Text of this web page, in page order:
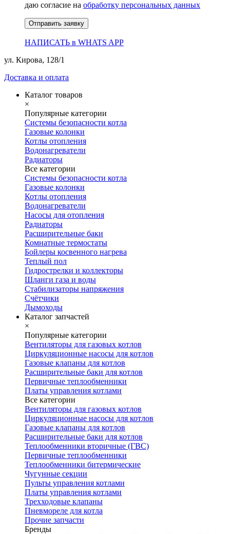
даю согласие на обработку персональных данных
Отправить заявку
НАПИСАТЬ в WHATS APP
ул. Кирова, 128/1
Доставка и оплата
Каталог товаров
×
Популярные категории
Системы безопасности котла
Газовые колонки
Котлы отопления
Водонагреватели
Радиаторы
Все категории
Системы безопасности котла
Газовые колонки
Котлы отопления
Водонагреватели
Насосы для отопления
Радиаторы
Расширительные баки
Комнатные термостаты
Бойлеры косвенного нагрева
Теплый пол
Гидрострелки и коллекторы
Шланги газа и воды
Стабилизаторы напряжения
Счётчики
Дымоходы
Каталог запчастей
×
Популярные категории
Вентиляторы для газовых котлов
Циркуляционные насосы для котлов
Газовые клапаны для котлов
Расширительные баки для котлов
Первичные теплообменники
Платы управления котлами
Все категории
Вентиляторы для газовых котлов
Циркуляционные насосы для котлов
Газовые клапаны для котлов
Расширительные баки для котлов
Теплообменники вторичные (ГВС)
Первичные теплообменники
Теплообменники битермические
Чугунные секции
Пульты управления котлами
Платы управления котлами
Трехходовые клапаны
Пневмореле для котла
Прочие запчасти
Бренды